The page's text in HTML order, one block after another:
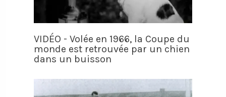
VIDÉO - Volée en 1966, la Coupe du
monde est retrouvée par un chien
dans un buisson